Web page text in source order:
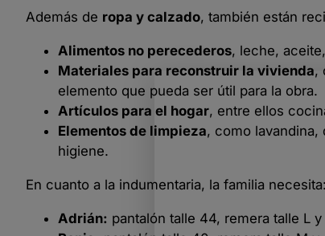
Además de ropa y calzado, también están
Alimentos no perecederos, leche,
Materiales para reconstruir la vivienda,
elemento que pueda ser útil para la obra.
Artículos para el hogar, entre ellos
Elementos de limpieza, como
higiene.
En cuanto a la indumentaria, la familia necesita:
Adrián: pantalón talle 44, remera talle L